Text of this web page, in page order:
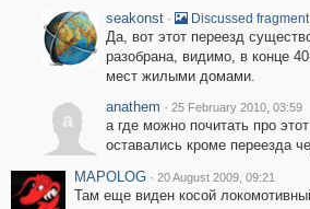
seakonst · Discussed fragment
Да, вот этот переезд
разобрана, видимо, в конце
мест жилыми домами.
a
anathem · 25 February 2010, 03:59
а где можно почитать про
оставались кроме переезда
MAPOLOG · 20 August 2009, 09:21
Там еще виден косой